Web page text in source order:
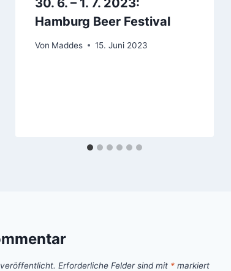
30. 6. – 1. 7. 2023:
Hamburg Beer Festival
Von Maddes 15. Juni 2023
Erforderliche Felder sind mit * markiert